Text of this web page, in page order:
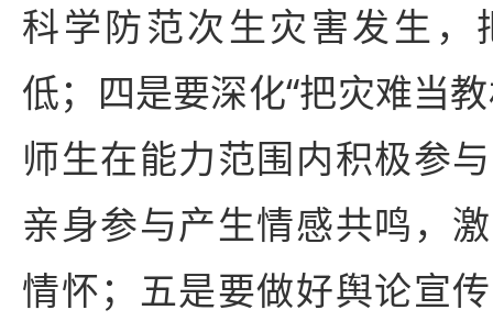
科学防范次生灾害发生，
低；四是要深化“把灾难当
师生在能力范围内积极参
亲身参与产生情感共鸣，
情怀；五是要做好舆论宣